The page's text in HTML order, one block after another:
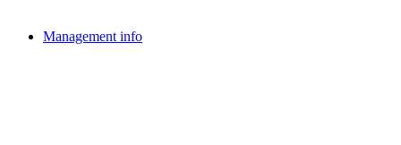
Management info